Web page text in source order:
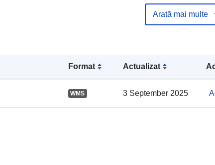
Format Actualizat
WMS 3 September 2025
Spațial:
Arată mai multe